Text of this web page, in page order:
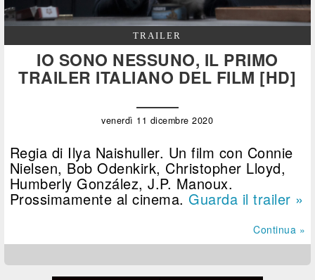
TRAILER
IO SONO NESSUNO, IL PRIMO
TRAILER ITALIANO DEL FILM [HD]
venerdì 11 dicembre 2020
Regia di Ilya Naishuller. Un film con Connie
Nielsen, Bob Odenkirk, Christopher Lloyd,
Humberly González, J.P. Manoux.
Prossimamente al cinema. Guarda il trailer »
Continua »